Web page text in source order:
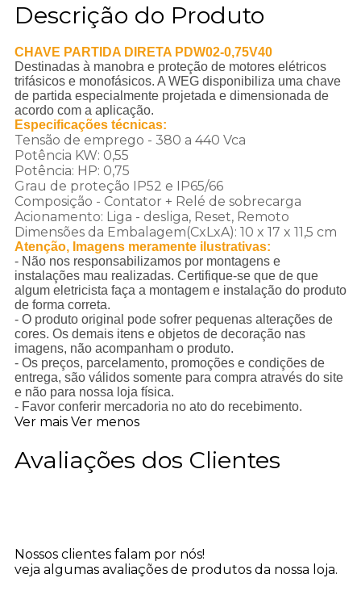
Descrição do Produto
CHAVE PARTIDA DIRETA PDW02-0,75V40
Destinadas à manobra e proteção de motores elétricos
trifásicos e monofásicos. A WEG disponibiliza uma chave
de partida especialmente projetada e dimensionada de
acordo com a aplicação.
Especificações técnicas:
Tensão de emprego - 380 a 440 Vca
Potência KW: 0,55
Potência: HP: 0,75
Grau de proteção IP52 e IP65/66
Composição - Contator + Relé de sobrecarga
Acionamento: Liga - desliga, Reset, Remoto
Dimensões da Embalagem(CxLxA): 10 x 17 x 11,5 cm
Atenção, Imagens meramente ilustrativas:
- Não nos responsabilizamos por montagens e
instalações mau realizadas. Certifique-se que de que
algum eletricista faça a montagem e instalação do produto
de forma correta.
- O produto original pode sofrer pequenas alterações de
cores. Os demais itens e objetos de decoração nas
imagens, não acompanham o produto.
- Os preços, parcelamento, promoções e condições de
entrega, são válidos somente para compra através do site
e não para nossa loja física.
- Favor conferir mercadoria no ato do recebimento.
Ver mais Ver menos
Avaliações dos Clientes
Nossos clientes falam por nós!
veja algumas avaliações de produtos da nossa loja.